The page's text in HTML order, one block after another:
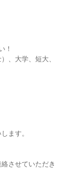
！
、大学、短大、
ます。
させていただき